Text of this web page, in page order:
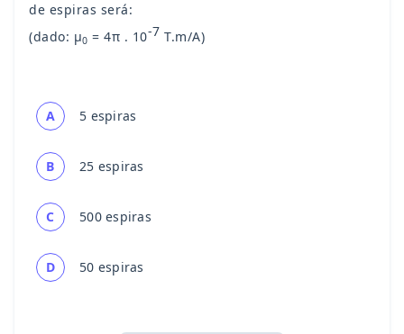
de espiras será:
(dado: µ0 = 4π . 10-7 T.m/A)
A 5 espiras
B 25 espiras
C 500 espiras
D 50 espiras